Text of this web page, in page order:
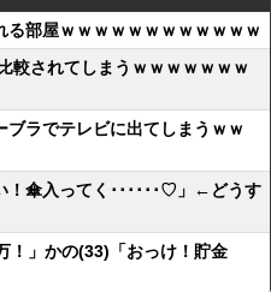
部屋ｗｗｗｗｗｗｗｗｗｗｗｗ
較されてしまうｗｗｗｗｗｗｗ
ラでテレビに出てしまうｗｗ
！傘入ってく･･････♡」←どうす
！」かの(33)「おっけ！貯金